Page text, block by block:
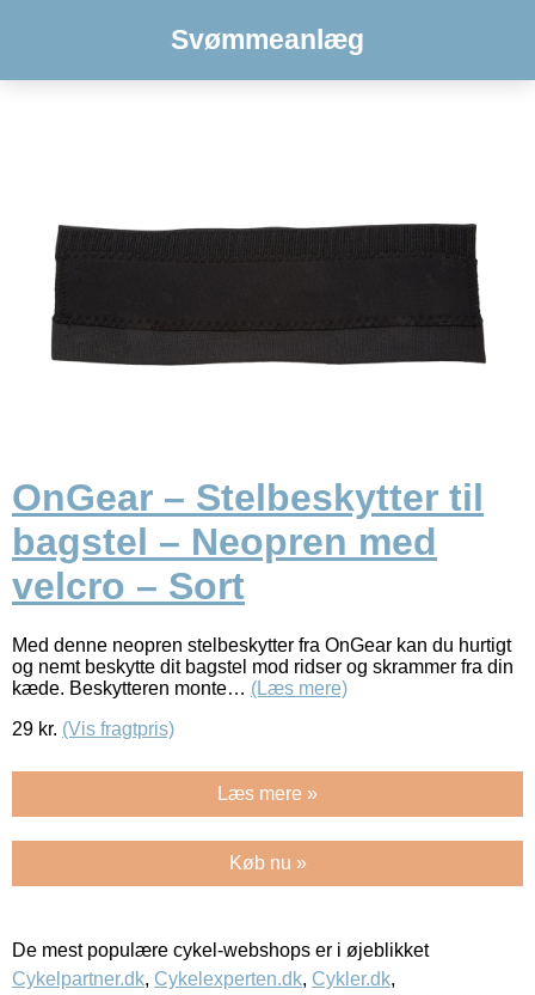
Svømmeanlæg
OnGear – Stelbeskytter til
bagstel – Neopren med
velcro – Sort
Med denne neopren stelbeskytter fra OnGear kan du hurtigt
og nemt beskytte dit bagstel mod ridser og skrammer fra din
kæde. Beskytteren monte… (Læs mere)
29 kr. (Vis fragtpris)
Læs mere »
Køb nu »
De mest populære cykel-webshops er i øjeblikket
Cykelpartner.dk, Cykelexperten.dk, Cykler.dk,